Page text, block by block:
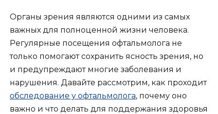
Органы зрения являются одними из самых
важных для полноценной жизни человека.
Регулярные посещения офтальмолога не
только помогают сохранить ясность зрения, но
и предупреждают многие заболевания и
нарушения. Давайте рассмотрим, как проходит
обследование у офтальмолога, почему оно
важно и что делать для поддержания здоровья